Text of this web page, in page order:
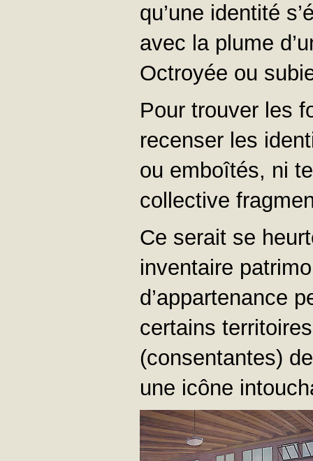
qu’une identité
avec la plume
Octroyée ou
Pour trouver les
recenser les
ou emboîtés, ni
collective
Ce serait se
inventaire
d’appartenance
certains
(consentantes)
une icône